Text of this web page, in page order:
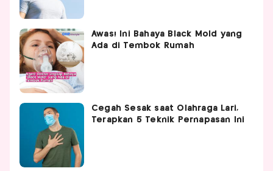
Awas! Ini Bahaya Black Mold yang
Ada di Tembok Rumah
Cegah Sesak saat Olahraga Lari,
Terapkan 5 Teknik Pernapasan Ini